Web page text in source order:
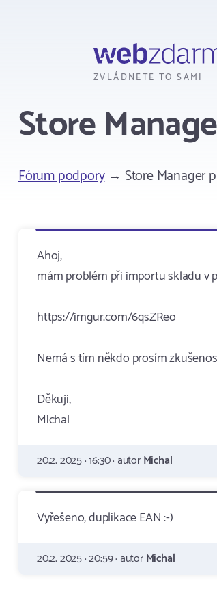
ZVLÁDNETE TO SAMI
Store
Fórum podpory→ Store Manager
Ahoj,
mám problém při importu skladu v
https://imgur.com/6qsZReo
Nemá s tím někdo prosím
Děkuji,
Michal
20.2. 2025 · 16:30 · autorMichal
Vyřešeno, duplikace EAN :-)
20.2. 2025 · 20:59 · autorMichal